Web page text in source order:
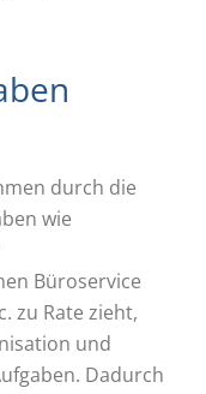
durch die
wie
Büroservice
zu Rate zieht,
und
Dadurch